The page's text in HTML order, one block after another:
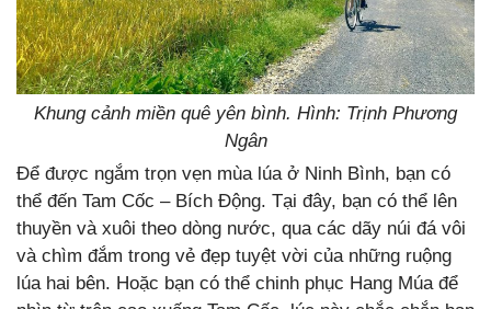
Khung cảnh miền quê yên bình. Hình: Trịnh Phương
Ngân
Để được ngắm trọn vẹn mùa lúa ở Ninh Bình, bạn có
thể đến Tam Cốc – Bích Động. Tại đây, bạn có thể lên
thuyền và xuôi theo dòng nước, qua các dãy núi đá vôi
và chìm đắm trong vẻ đẹp tuyệt vời của những ruộng
lúa hai bên. Hoặc bạn có thể chinh phục Hang Múa để